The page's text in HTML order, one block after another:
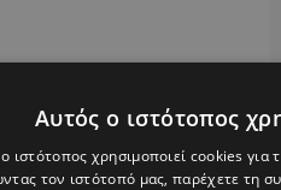
νέα επιχείρηση
Αυτός ο ιστότοπος
ιστότοπος χρησιμοποιεί cookies
τον ιστότοπό μας, παρέχετε τη